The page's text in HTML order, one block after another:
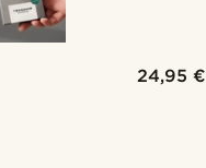
24,95 €